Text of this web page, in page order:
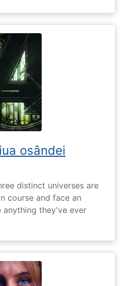
osândei
distinct universes are
course and face an
anything they've ever